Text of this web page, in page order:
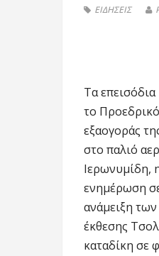
ΕΙΔΗΣΕΙΣ
Τα
το
εξαογοράς
στο παλιό
Ιερωνυμίδη,
ενημέρωση
ανάμειξη
έκθεσης
καταδίκη σε